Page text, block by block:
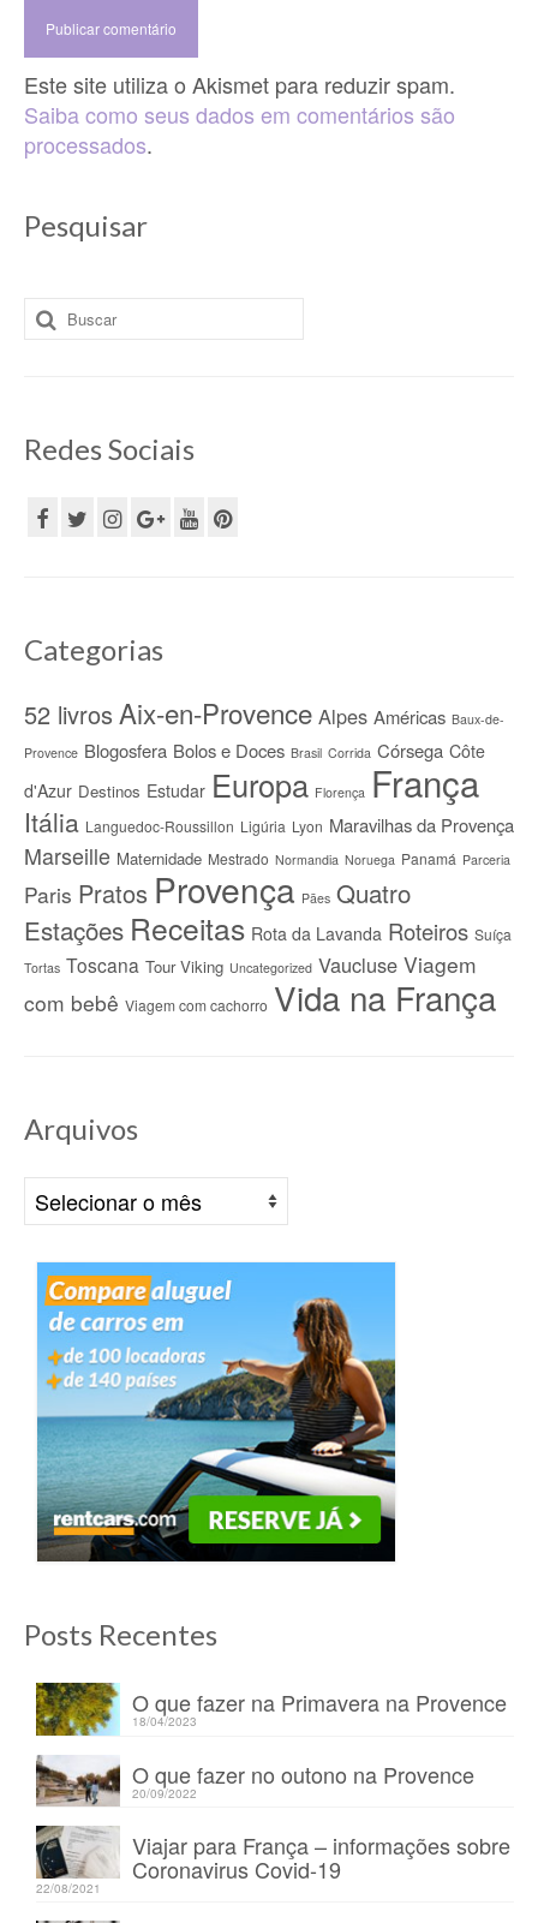
Este site utiliza o Akismet para reduzir spam.
Saiba como seus dados em comentários são
processados.
Pesquisar
Buscar
por:
Redes Sociais
Categorias
52 livros Aix-en-Provence Alpes Américas Baux-de-
Provence Blogosfera Bolos e Doces Brasil Corrida Córsega Côte
d'Azur Destinos Estudar Europa Florença França
Itália Languedoc-Roussillon Ligúria Lyon Maravilhas da Provença
Marseille Maternidade Mestrado Normandia Noruega Panamá Parceria
Paris Pratos Provença Pães Quatro
Estações Receitas Rota da Lavanda Roteiros Suíça
Tortas Toscana Tour Viking Uncategorized Vaucluse Viagem
com bebê Viagem com cachorro Vida na França
Arquivos
Arquivos
Posts Recentes
O que fazer na Primavera na Provence
18/04/2023
O que fazer no outono na Provence
20/09/2022
Viajar para França – informações sobre
Coronavirus Covid-19
22/08/2021